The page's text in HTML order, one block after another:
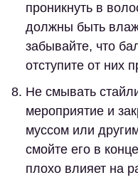
проникнуть в
должны быть
забывайте, что
отступите от них
Не смывать
мероприятие и
муссом или
смойте его в
плохо влияет на